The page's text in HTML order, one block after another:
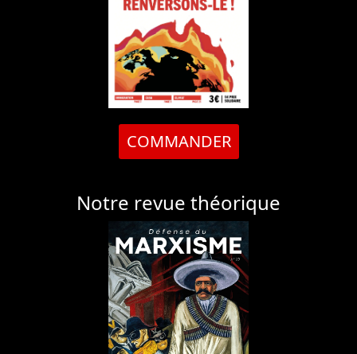
COMMANDER
Notre revue théorique